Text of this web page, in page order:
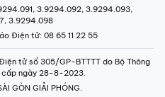
3.9294.092, 3.9294.093,
3.9294.098
Điện tử: 08 65 11 22 55
tử số 305/GP-BTTTT do Bộ Thông
cấp ngày 28-8-2023.
GÒN GIẢI PHÓNG.